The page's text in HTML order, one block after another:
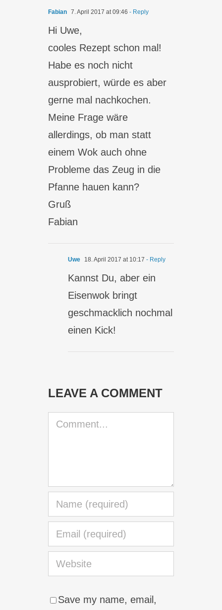
Fabian 7. April 2017 at 09:46 - Reply
Hi Uwe,
cooles Rezept schon mal!
Habe es noch nicht
ausprobiert, würde es aber
gerne mal nachkochen.
Meine Frage wäre
allerdings, ob man statt
einem Wok auch ohne
Probleme das Zeug in die
Pfanne hauen kann?
Gruß
Fabian
Uwe 18. April 2017 at 10:17 - Reply
Kannst Du, aber ein
Eisenwok bringt
geschmacklich nochmal
einen Kick!
LEAVE A COMMENT
Comment
Save my name, email,